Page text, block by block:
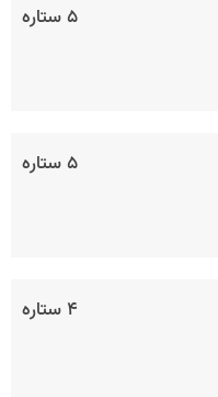
۵ ستاره
۵ ستاره
۴ ستاره